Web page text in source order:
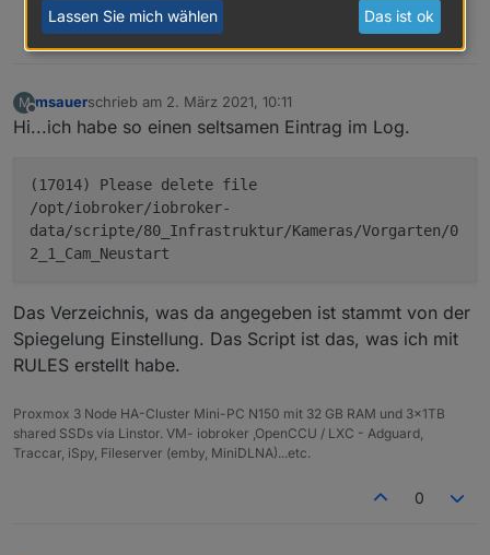
Zeilen ab
0
M
Offline
msauerschrieb am 2. März 2021, 10:11
zuletzt editiert von
Hi...ich habe so einen seltsamen Eintrag im Log.
(17014) Please delete file
/opt/iobroker/iobroker-
data/scripte/80_Infrastruktur/Kameras/Vorgarten/0
2_1_Cam_Neustart
Das Verzeichnis, was da angegeben ist stammt von der
Spiegelung Einstellung. Das Script ist das, was ich mit
RULES erstellt habe.
Proxmox 3 Node HA-Cluster Mini-PC N150 mit 32 GB RAM und 3x1TB
shared SSDs via Linstor. VM- iobroker ,OpenCCU / LXC - Adguard,
Traccar, iSpy, Fileserver (emby, MiniDLNA)...etc.
0
Lassen Sie mich wählen Das ist ok